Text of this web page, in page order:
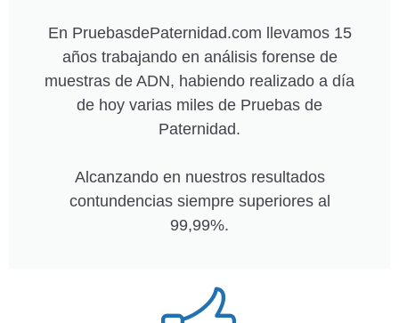
En PruebasdePaternidad.com llevamos 15
años trabajando en análisis forense de
muestras de ADN, habiendo realizado a día
de hoy varias miles de Pruebas de
Paternidad.
Alcanzando en nuestros resultados
contundencias siempre superiores al
99,99%.